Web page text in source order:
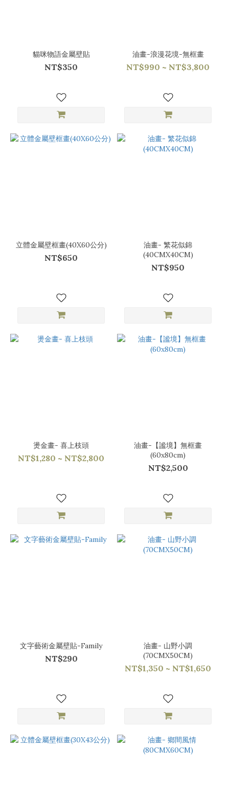
貓咪物語金屬壁貼
NT$350
油畫-浪漫花境-無框畫
NT$990 ~ NT$3,800
立體金屬壁框畫(40X60公分)
NT$650
油畫- 繁花似錦
(40CMX40CM)
NT$950
燙金畫- 喜上枝頭
NT$1,280 ~ NT$2,800
油畫-【謐境】無框畫
(60x80cm)
NT$2,500
文字藝術金屬壁貼-Family
NT$290
油畫- 山野小調
(70CMX50CM)
NT$1,350 ~ NT$1,650